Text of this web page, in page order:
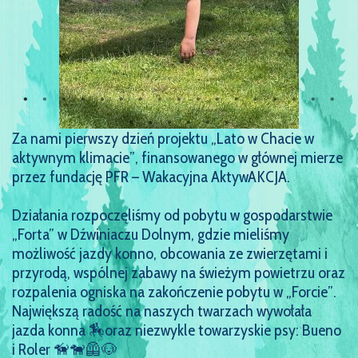
Za nami pierwszy dzień projektu „Lato w Chacie w
aktywnym klimacie”, finansowanego w głównej mierze
przez fundację PFR – Wakacyjna AktywAKCJA.
Działania rozpoczęliśmy od pobytu w gospodarstwie
„Forta” w Dźwiniaczu Dolnym, gdzie mieliśmy
możliwość jazdy konno, obcowania ze zwierzętami i
przyrodą, wspólnej zabawy na świeżym powietrzu oraz
rozpalenia ogniska na zakończenie pobytu w „Forcie”.
Największą radość na naszych twarzach wywołała
jazda konna 🏇oraz niezwykle towarzyskie psy: Bueno
i Roler 🦮🐕‍🦺🐶